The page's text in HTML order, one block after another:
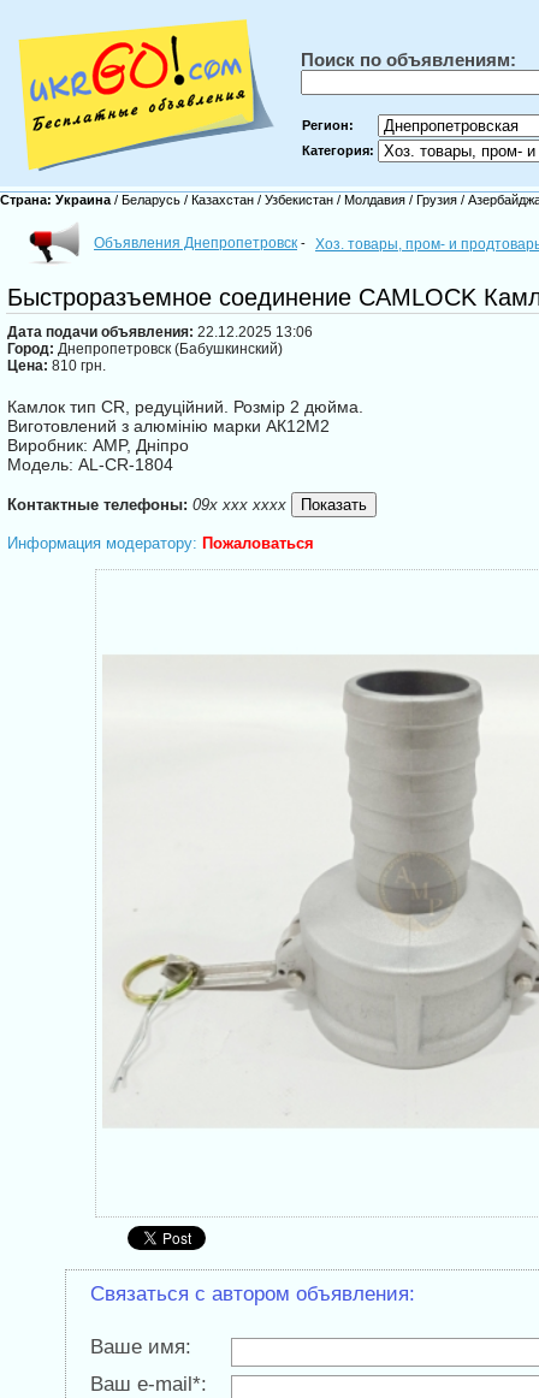
Поиск по объявлениям:
Регион:
Категория:
Страна: Украина / Беларусь / Казахстан / Узбекистан / Молдавия / Грузия /
Объявления Днепропетровск - Хоз. товары, пром- и
Быстроразъемное соединение CAMLOCK
Дата подачи объявления: 22.12.2025 13:06
Город: Днепропетровск (Бабушкинский)
Цена: 810 грн.
Камлок тип CR, редуційний. Розмір 2 дюйма.
Виготовлений з алюмінію марки АК12М2
Виробник: AMP, Дніпро
Модель: AL-CR-1804
Контактные телефоны: 09x xxx xxxx
Информация модератору: Пожаловаться
Связаться с автором объявления:
Ваше имя:
Ваш e-mail*: